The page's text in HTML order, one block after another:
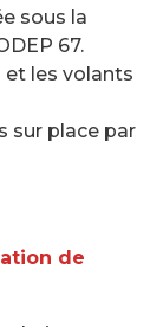
sous la
67.
les volants
sur place par
de